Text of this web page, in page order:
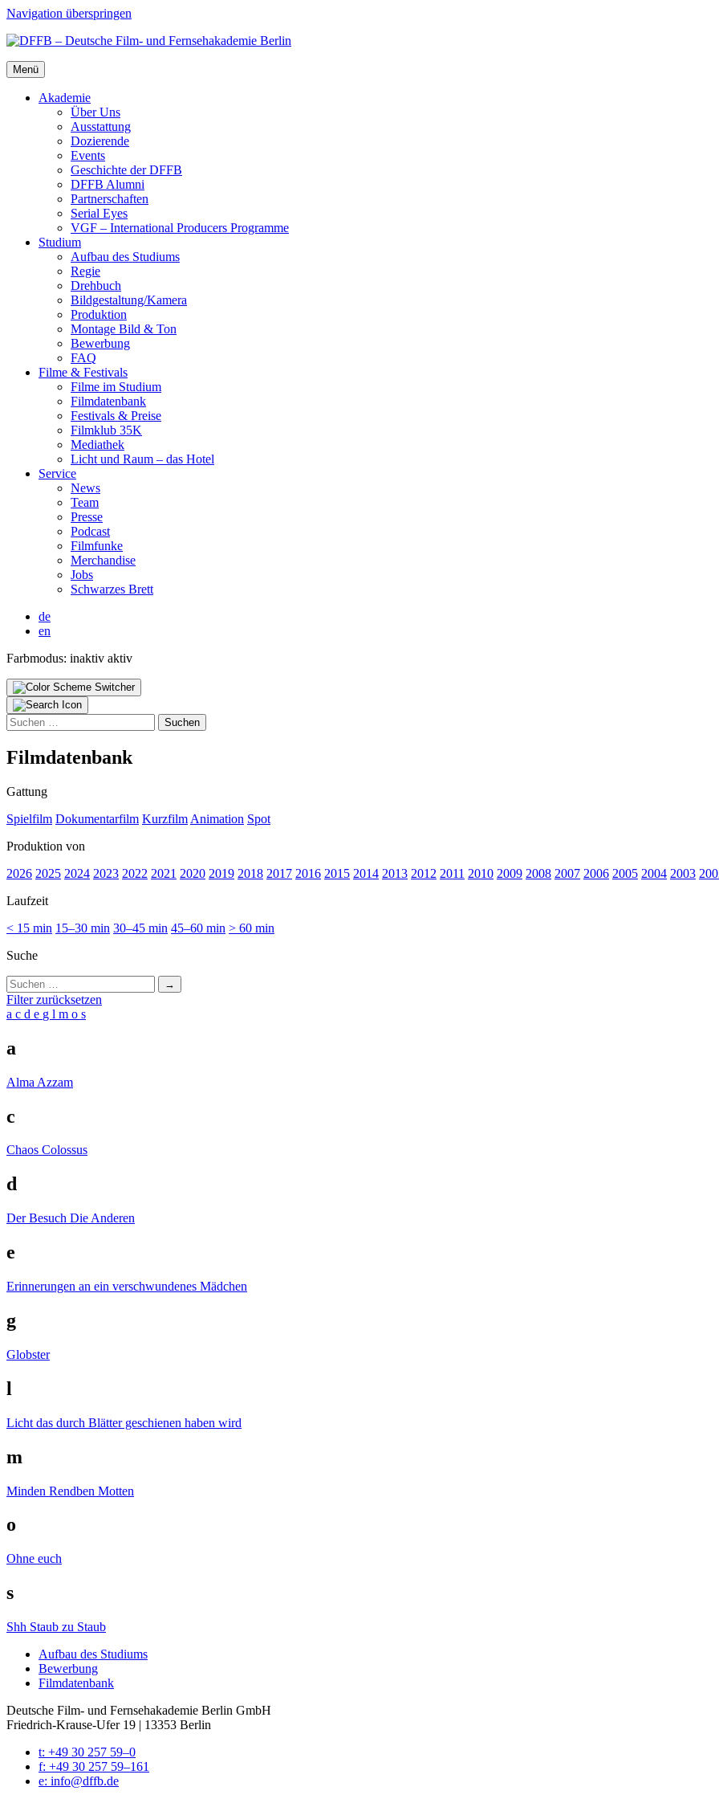
Navigation überspringen
Menü
Aka­de­mie
Über Uns
Aus­stat­tung
Dozie­ren­de
Events
Geschich­te der DFFB
DFFB Alum­ni
Part­ner­schaf­ten
Seri­al Eyes
VGF – Inter­na­tio­nal Pro­du­cers Pro­gram­me
Stu­di­um
Auf­bau des Stu­di­ums
Regie
Dreh­buch
Bildgestaltung/​​Kamera
Pro­duk­ti­on
Mon­ta­ge Bild & Ton
Bewer­bung
FAQ
Fil­me & Fes­ti­vals
Fil­me im Stu­di­um
Film­da­ten­bank
Fes­ti­vals & Prei­se
Film­klub 35K
Media­thek
Licht und Raum – das Hotel
Ser­vice
News
Team
Pres­se
Pod­cast
Film­fun­ke
Mer­chan­di­se
Jobs
Schwar­zes Brett
de
en
Farbmodus: inaktiv aktiv
Suchen
nach:
Film­da­ten­bank
Gattung
Spielfilm Dokumentarfilm Kurzfilm Animation Spot
Produktion von
2026 2025 2024 2023 2022 2021 2020 2019 2018 2017 2016 2015 2014 2013 2012 2011 2010 2009 2008 2007 2006 2005 2004 2003
Laufzeit
< 15 min 15–30 min 30–45 min 45–60 min > 60 min
Suche
Suchen
nach:
Filter zurücksetzen
a c d e g l m o s
a
Alma Azzam
c
Chaos Colossus
d
Der Besuch Die Anderen
e
Erinnerungen an ein verschwundenes Mädchen
g
Globster
l
Licht das durch Blätter geschienen haben wird
m
Minden Rendben Motten
o
Ohne euch
s
Shh Staub zu Staub
Auf­bau des Stu­di­ums
Bewer­bung
Film­da­ten­bank
Deutsche Film- und Fernseh­akademie Berlin GmbH
Friedrich-Krause-Ufer 19 | 13353 Berlin
t: +49 30 257 59–0
f: +49 30 257 59–161
e: info@​dffb.​de